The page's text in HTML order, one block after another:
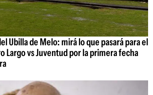
Ubilla de Melo: mirá lo que pasará para el
Largo vs Juventud por la primera fecha